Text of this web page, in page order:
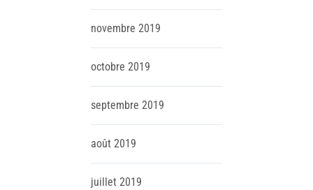
novembre 2019
octobre 2019
septembre 2019
août 2019
juillet 2019